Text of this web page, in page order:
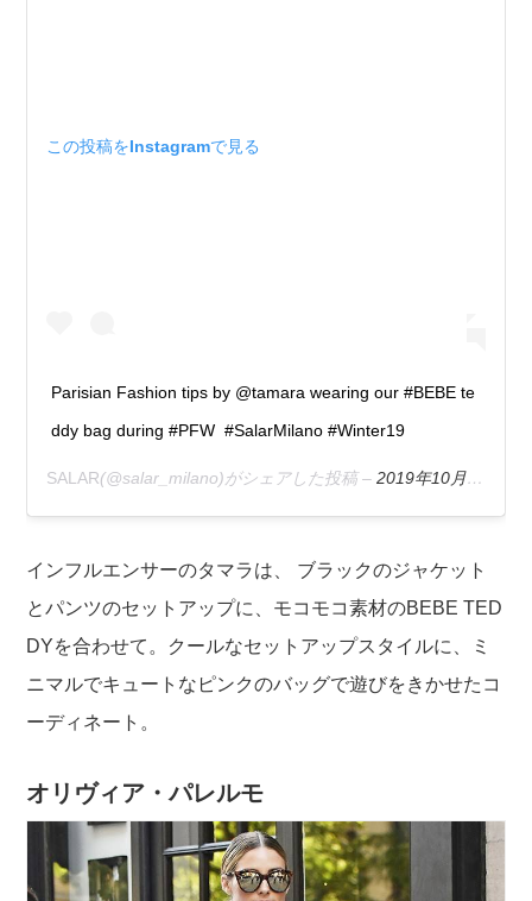
この投稿をInstagramで見る
Parisian Fashion tips by @tamara wearing our #BEBE te
ddy bag during #PFW #SalarMilano #Winter19
SALAR(@salar_milano)がシェアした投稿 –2019年10月月7日午前6時00分PDT
インフルエンサーのタマラは、 ブラックのジャケット
とパンツのセットアップに、モコモコ素材のBEBE TED
DYを合わせて。クールなセットアップスタイルに、ミ
ニマルでキュートなピンクのバッグで遊びをきかせたコ
ーディネート。
オリヴィア・パレルモ